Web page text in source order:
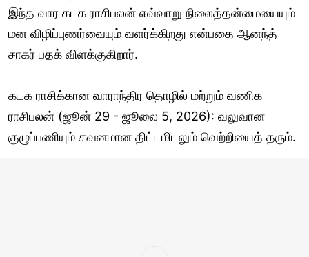
இந்த வார கடக ராசிபலன் எவ்வாறு நிலைத்தன்மையையும்
மன விழிப்புணர்வையும் வளர்க்கிறது என்பதை ஆனந்த்
சாகர் பதக் விளக்குகிறார்.
கடக ராசிக்கான வாராந்திர தொழில் மற்றும் வணிக
ராசிபலன் (ஜூன் 29 - ஜூலை 5, 2026): வலுவான
குழுப்பணியும் கவனமான திட்டமிடலும் வெற்றியைத் தரும்.